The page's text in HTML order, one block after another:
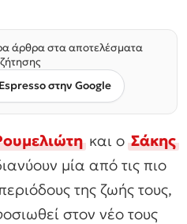
άρθρα στα αποτελέσματα
στην Google
και οΣάκης
μία από τις πιο
της ζωής τους,
στον νέο τους